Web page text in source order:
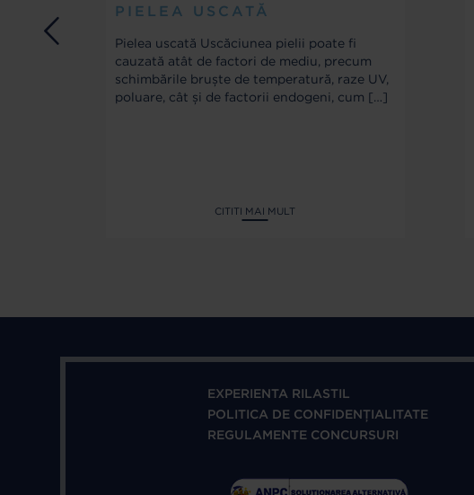
PIELEA USCATĂ
Pielea uscată Uscăciunea pielii poate fi
cauzată atât de factori de mediu, precum
schimbările bruște de temperatură, raze UV,
poluare, cât și de factorii endogeni, cum […]
CITITI MAI MULT
EXPERIENTA RILASTIL
POLITICA DE CONFIDENȚIALITATE
REGULAMENTE CONCURSURI